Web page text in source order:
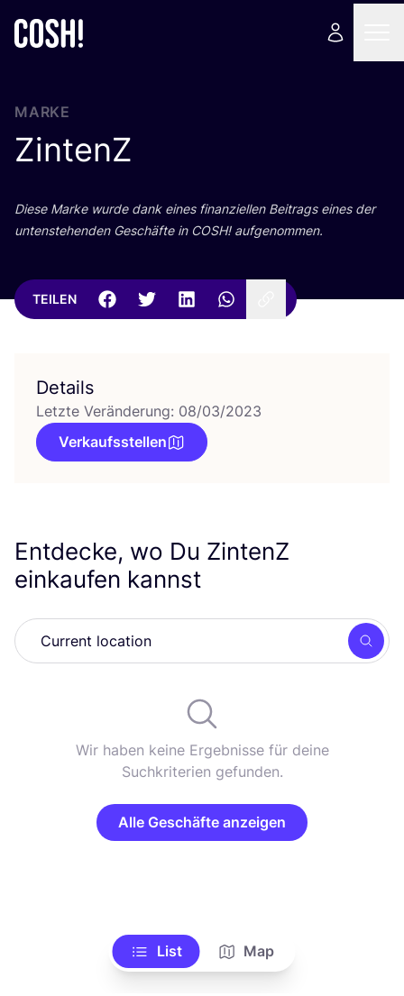
MARKE
ZintenZ
Die­se Mar­ke wur­de dank eines finan­zi­el­len Bei­trags eines der
unten­ste­hen­den Geschäf­te in COSH! aufgenommen.
TEILEN
Details
Letzte Veränderung: 08/03/2023
Verkaufsstellen
Entdecke, wo Du ZintenZ
einkaufen kannst
Wir haben keine Ergebnisse für deine
Suchkriterien gefunden.
Alle Geschäfte anzeigen
List Map